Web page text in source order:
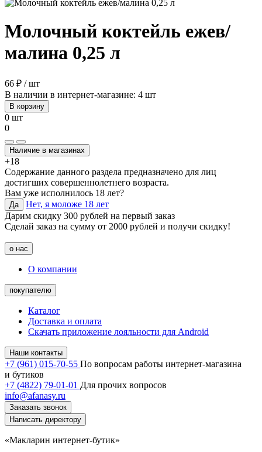
Молочный коктейль ежев/
малина 0,25 л
66 ₽ / шт
В наличии в интернет-магазине: 4 шт
В корзину
0 шт
0
Наличие в магазинах
+18
Содержание данного раздела предназначено для лиц
достигших совершеннолетнего возраста.
Вам уже исполнилось 18 лет?
Да
Нет, я моложе 18 лет
Дарим скидку 300 рублей на первый заказ
Сделай заказ на сумму от 2000 рублей и получи скидку!
о нас
О компании
покупателю
Каталог
Доставка и оплата
Скачать приложение лояльности для Android
Наши контакты
+7 (961) 015-70-55 По вопросам работы интернет-магазина
и бутиков
+7 (4822) 79-01-01 Для прочих вопросов
info@afanasy.ru
Заказать звонок
Написать директору
«Макларин интернет-бутик»